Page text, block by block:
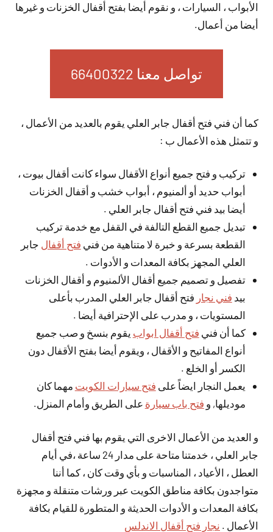
الأبواب ، السيارات ، و نقوم أيضا بفتح أقفال الخزنات و غيرها
أيضا من أعمال.
تواصل معنا 66400322
كما أن فني فتح أقفال جابر العلي يقوم بالعديد من الأعمال ،
و تتمثل هذه الأعمال ب :
تركيب و فتح جميع أنواع الأقفال سواء كانت أقفال بيوت ،
أبواب حديد أو ألمنيوم ، أبواب خشب و أقفال الخزنات
أيضا بيد فني فتح أقفال جابر العلي .
تبديل جميع القطع التالفة في القفل مع خدمة تركيب
القطعة بسرعة و خبرة لا متناهية من فني فتح أقفال جابر
العلي المجهز بكافة المعدات و الأدوات .
تفصيل و تصميم جميع أقفال الألمنيوم و أقفال الخزنات
بيد فني نجار فتح أقفال جابر العلي المدرب بأعلى
المستويات ، و مدرب على الإحترافية أيضا .
كما أن فني فتح أقفال ابواب يقوم بنسخ و صب جميع
أنواع المفاتيح و الأقفال ، ويقوم أيضا بفتح الأقفال دون
الكسر أو الخلع .
يعمل النجار ايضاً على فتح سيارات الكويت مهما كان
موديلها, و فتح باب سيارة على الطريق وأمام المنزل.
و العديد من الأعمال الاخرى التي يقوم بها فني فتح أقفال
جابر العلي ، خدمتنا متاحة على مدار 24 ساعة ،في أيام
العطل ، الأعياد ، المناسبات و بأي وقت كان ، كما أننا
متواجدون بكافة مناطق الكويت عبر ورشات متنقلة و مجهزة
بكافة المعدات و الأدوات الحديثة و المتطورة للقيام بكافة
الأعمال . نجار فتح أقفال الاندلس